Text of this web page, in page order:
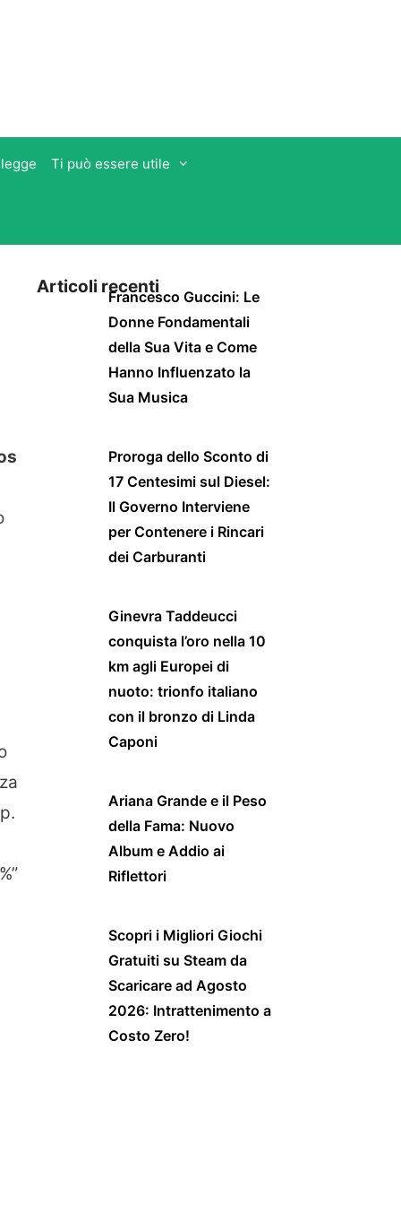
Ti può essere utile
Articoli recentiFrancesco Guccini: Le
Donne Fondamentali
della Sua Vita e Come
Hanno Influenzato la
Sua Musica
Proroga dello Sconto di
17 Centesimi sul Diesel:
Il Governo Interviene
per Contenere i Rincari
dei Carburanti
Ginevra Taddeucci
conquista l’oro nella 10
km agli Europei di
nuoto: trionfo italiano
con il bronzo di Linda
Caponi
Ariana Grande e il Peso
della Fama: Nuovo
Album e Addio ai
Riflettori
Scopri i Migliori Giochi
Gratuiti su Steam da
Scaricare ad Agosto
2026: Intrattenimento a
Costo Zero!